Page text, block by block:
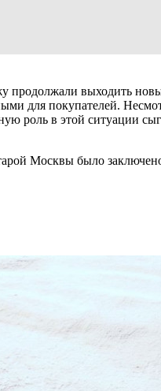
выходить
покупателей.
роль в этой ситуации
Москвы было